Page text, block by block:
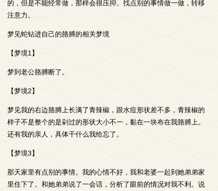
的，但是不能经常做，那样会很压抑。找点别的事情做一做，转移
注意力。
梦见蛇钻进自己的胳膊的相关梦境
【梦境1】
梦到老公胳膊断了。
【梦境2】
梦见我的右边胳膊上长满了青辣椒，跟水痘形状差不多，青辣椒的
样子不是整个的是剁过的形状大小不一，黏在一块布在我胳膊上。
还有我的亲人，具体干什么我给忘了。
【梦境3】
那天家里有点别的事情。我的心情不好，我和老婆一起到她弟弟家
里住下了。和她弟弟说了一会话，分析了眼前的情况对我不利。说